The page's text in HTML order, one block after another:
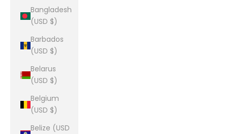
Bangladesh
(USD $)
Barbados
(USD $)
Belarus
(USD $)
Belgium
(USD $)
Belize (USD